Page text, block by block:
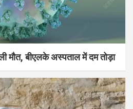
मौत, बीएलके अस्पताल में दम तोड़ा